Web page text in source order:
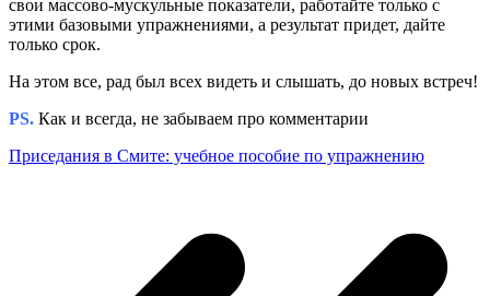
свои массово-мускульные показатели, работайте только с
этими базовыми упражнениями, а результат придет, дайте
только срок.
На этом все, рад был всех видеть и слышать, до новых встреч!
PS. Как и всегда, не забываем про комментарии
Приседания в Смите: учебное пособие по упражнению